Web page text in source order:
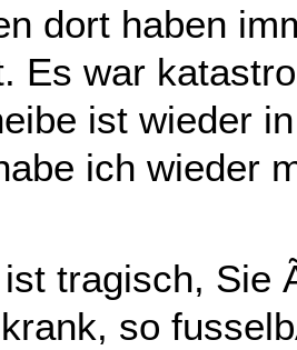
dort haben
Es war
ist wieder
ich wieder
tragisch, Sie
so